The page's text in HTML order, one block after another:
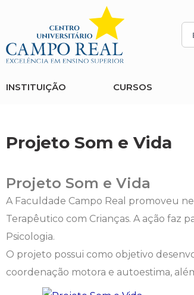
INSTITUIÇÃO CURSOS
Projeto Som e Vida
Projeto Som e Vida
A Faculdade Campo Real promoveu
Terapêutico com Crianças. A ação faz
Psicologia.
O projeto possui como objetivo
coordenação motora e autoestima,
Histórico
Editais
Administração
Ciências Contábeis
Enfermagem
Engenharia Agronômica
Engenharia Civil
Engenharia de Software
Vestibular de Inverno
2ª Via de Boleto
Biblioteca
Calendário de Provas
Carteirinha de Estudante
Central de Estágios - TCC
Ensalamento
Avalie a Campo Real
COLAP
Comitê de Ética em Pesquisa
Diploma Digital
Educação em Direitos Humanos